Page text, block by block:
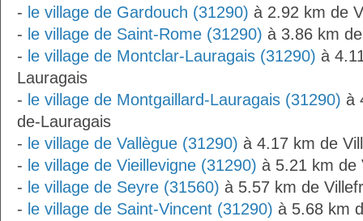
- le village de Gardouch (31290) à 2.92 km de
- le village de Saint-Rome (31290) à 3.86 km
- le village de Montclar-Lauragais (31290) à
Lauragais
- le village de Montgaillard-Lauragais (31290) à
de-Lauragais
- le village de Vallègue (31290) à 4.17 km de
- le village de Vieillevigne (31290) à 5.21 km de
- le village de Seyre (31560) à 5.57 km de
- le village de Saint-Vincent (31290) à 5.68 km